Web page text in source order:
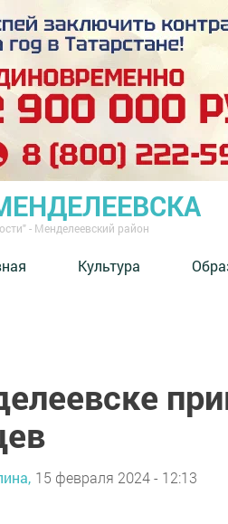
- Менделеевский район
Культура
15 февраля 2024 - 12:13